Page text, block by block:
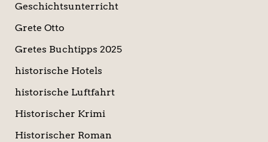
Geschichtsunterricht
Grete Otto
Gretes Buchtipps 2025
historische Hotels
historische Luftfahrt
Historischer Krimi
Historischer Roman